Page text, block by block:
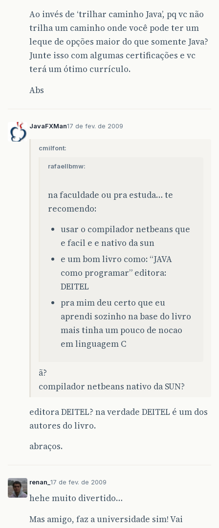
Ao invés de ‘trilhar caminho Java’, pq vc não
trilha um caminho onde você pode ter um
leque de opções maior do que somente Java?
Junte isso com algumas certificações e vc
terá um ótimo currículo.
Abs
JavaFXMan17 de fev. de 2009
cmilfont:
rafaellbmw:
na faculdade ou pra estuda… te
recomendo:
usar o compilador netbeans que
e facil e e nativo da sun
e um bom livro como: “JAVA
como programar” editora:
DEITEL
pra mim deu certo que eu
aprendi sozinho na base do livro
mais tinha um pouco de nocao
em linguagem C
ã?
compilador netbeans nativo da SUN?
editora DEITEL? na verdade DEITEL é um dos
autores do livro.
abraços.
renan_ 17 de fev. de 2009
hehe muito divertido…
Mas amigo, faz a universidade sim! Vai